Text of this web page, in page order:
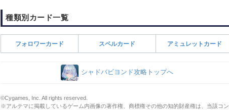
種類別カード一覧
フォロワーカード スペルカード アミュレットカード
シャドバビヨンド攻略トップへ
©Cygames, Inc. All rights reserved.
※アルテマに掲載しているゲーム内画像の著作権、商標権その他の知的財産権は、当該コン